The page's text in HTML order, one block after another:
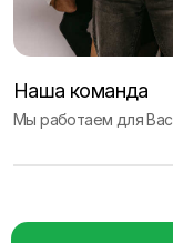
Наша команда
Мы работаем для Вас